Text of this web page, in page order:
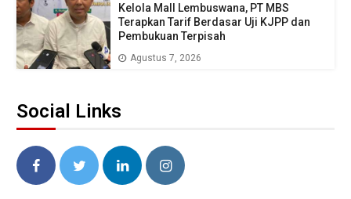
Kelola Mall Lembuswana, PT MBS
Terapkan Tarif Berdasar Uji KJPP dan
Pembukuan Terpisah
Agustus 7, 2026
Social Links